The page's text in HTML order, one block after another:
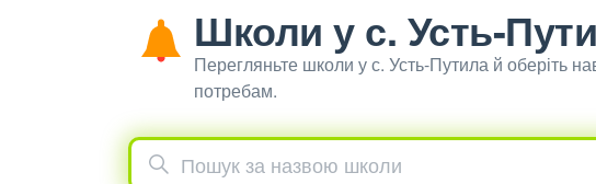
Школи у с. Усть-
Перегляньте школи у с. Усть-Путила й оберіть
потребам.